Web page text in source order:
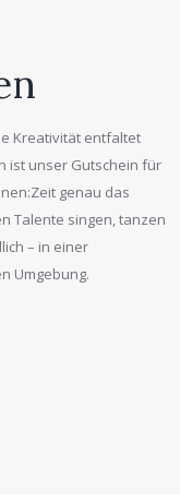
Kreativität entfaltet
ist unser Gutschein für
genau das
Talente singen, tanzen
– in einer
Umgebung.